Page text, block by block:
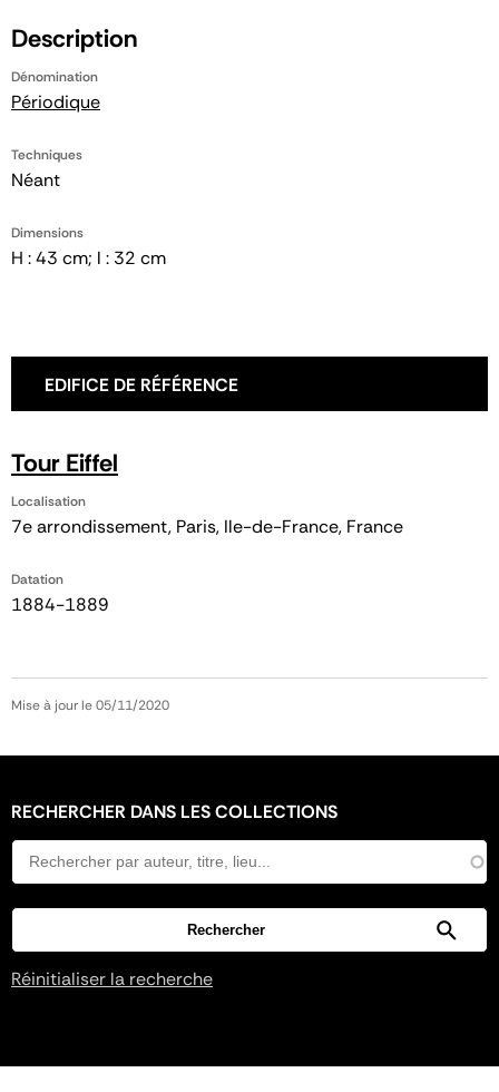
Description
Dénomination
Périodique
Techniques
Néant
Dimensions
H : 43 cm; l : 32 cm
EDIFICE DE RÉFÉRENCE
Tour Eiffel
Localisation
7e arrondissement, Paris, Ile-de-France, France
Datation
1884-1889
Mise à jour le 05/11/2020
RECHERCHER DANS LES COLLECTIONS
Réinitialiser la recherche